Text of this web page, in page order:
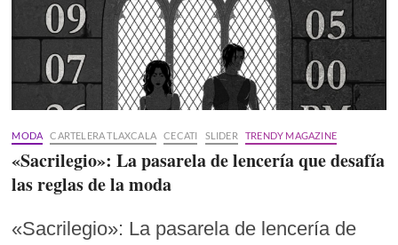
MODA CARTELERA TLAXCALA CECATI SLIDER TRENDY MAGAZINE
«Sacrilegio»: La pasarela de lencería que desafía
las reglas de la moda
«Sacrilegio»: La pasarela de lencería de